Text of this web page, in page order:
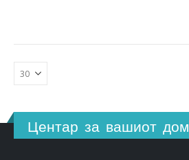
Центар за вашиот дом